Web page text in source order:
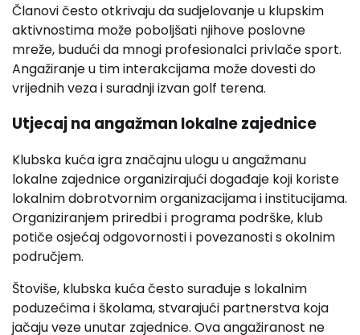
Članovi često otkrivaju da sudjelovanje u klupskim
aktivnostima može poboljšati njihove poslovne
mreže, budući da mnogi profesionalci privlače sport.
Angažiranje u tim interakcijama može dovesti do
vrijednih veza i suradnji izvan golf terena.
Utjecaj na angažman lokalne zajednice
Klubska kuća igra značajnu ulogu u angažmanu
lokalne zajednice organizirajući događaje koji koriste
lokalnim dobrotvornim organizacijama i institucijama.
Organiziranjem priredbi i programa podrške, klub
potiče osjećaj odgovornosti i povezanosti s okolnim
područjem.
Štoviše, klubska kuća često surađuje s lokalnim
poduzećima i školama, stvarajući partnerstva koja
jačaju veze unutar zajednice. Ova angažiranost ne